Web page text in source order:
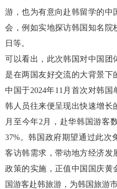
游，也为有意向赴韩留学的中
会，例如实地探访韩国 知名院
日等。
可以看出，此次韩国对中国团
是在两国友好交流的大背景下
中国于2024年11月首次对韩
韩人员往来便呈现出快速增长
月至今年2月，赴华韩国游客
37%。韩国政府期望通过此次
客访韩需求，带动地方经济发
政策的实施，正值中国国庆黄
国游客赴韩旅游，为韩国旅游